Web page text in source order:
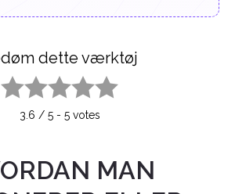
dette værktøj
3.6 / 5- 5votes
MAN